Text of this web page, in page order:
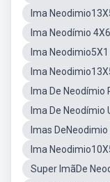
Ima
Ima Neodímio
Ima Neodimio5X1
Ima
Ima De Neodímio
Ima De Neodímio
Imas DeNeodimio
Ima
Super ImãDe